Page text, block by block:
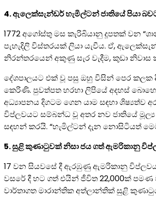
4. ඇලෙක්සැන්ඩර් හැමිල්ටන් ජාතියේ පියා
1772 අගෝස්තු මස කැරිබියානු දූපතක් වන
පැහැදිලි විස්තරයක් ලියා යැවීය. ඒ,
නිරන්තරයෙන් අකුණු සැර වැදීම, කුඩා නිවාස
දේශපාලයට එක් වූ පසු ඔහු විසින් පෙර
කෙරිණි. පුවත්පත හරහා ලිපියේ අදහස් බොහෝ
අධ්‍යාපනය දිගටම ගෙන යාම සඳහා
විප්ලවයට සම්බන්ධ වූ අතර නව ජාතියේ
සඳහන් කරයි. “හැමිල්ටන් දැන නොසිටියත්
5. සුළි කුණාටුවක් නිසා ජය ගත් ඇමරිකානු
17 වන සියවසේ දී ඇරඹුණු ඇමරිකානු විප්ලවය
වසරේ දී හට ගත් එයින් ජීවිත 22,000ක්
වාර්තාගත මාරාන්තික අත්ලාන්තික් සුළි